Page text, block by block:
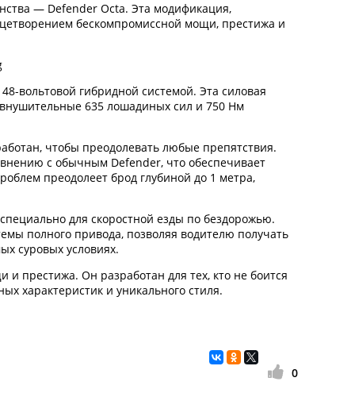
— Defender Octa. Эта модификация,
бескомпромиссной мощи, престижа и
вольтовой гибридной системой. Эта силовая
внушительные 635 лошадиных сил и 750 Нм
чтобы преодолевать любые препятствия.
с обычным Defender, что обеспечивает
преодолеет брод глубиной до 1 метра,
для скоростной езды по бездорожью.
полного привода, позволяя водителю получать
суровых условиях.
престижа. Он разработан для тех, кто не боится
характеристик и уникального стиля.
0